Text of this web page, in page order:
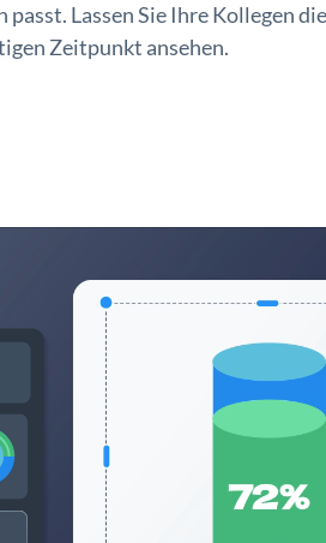
passt. Lassen Sie Ihre Kollegen
Zeitpunkt ansehen.